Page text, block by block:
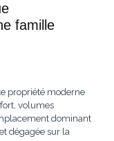
famille
propriété moderne
volumes
dominant
dégagée sur la